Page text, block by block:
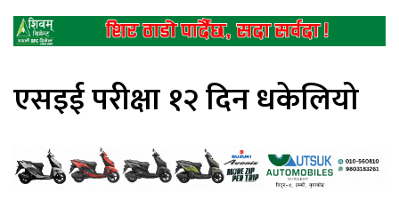
एसइई परीक्षा १२ दिन धकेलियो